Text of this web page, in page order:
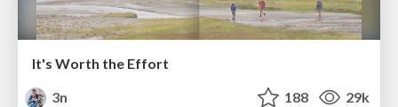
It's Worth the Effort
3n
188 29k